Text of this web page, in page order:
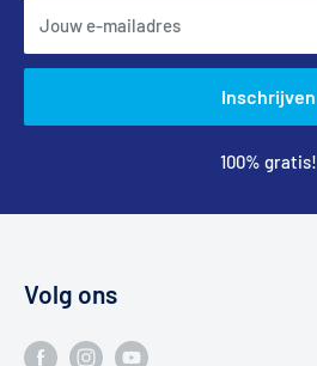
Jouw e-mailadres
Inschrijven
100% gratis!
Volg ons